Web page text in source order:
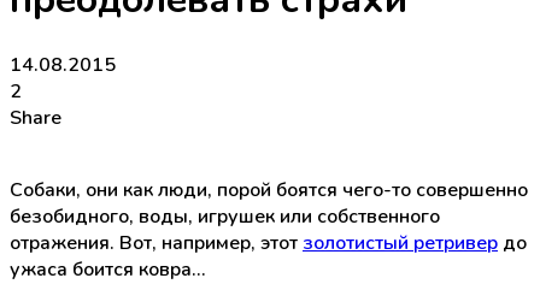
14.08.2015
2
Share
Собаки, они как люди, порой боятся чего-то совершенно
безобидного, воды, игрушек или собственного
отражения. Вот, например, этот золотистый ретривер до
ужаса боится ковра…